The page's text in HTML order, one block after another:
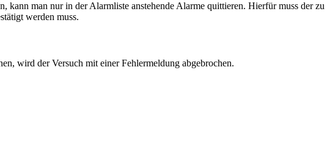
kann man nur in der Alarmliste anstehende Alarme quittieren. Hierfür muss der
werden muss.
wird der Versuch mit einer Fehlermeldung abgebrochen.